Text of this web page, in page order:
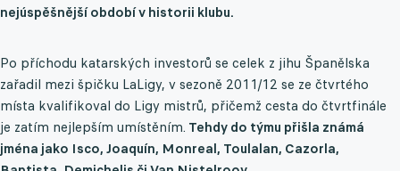
nejúspěšnější období v historii klubu.
Po příchodu katarských investorů se celek z jihu Španělska
zařadil mezi špičku LaLigy, v sezoně 2011/12 se ze čtvrtého
místa kvalifikoval do Ligy mistrů, přičemž cesta do čtvrtfinále
je zatím nejlepším umístěním. Tehdy do týmu přišla známá
jména jako Isco, Joaquín, Monreal, Toulalan, Cazorla,